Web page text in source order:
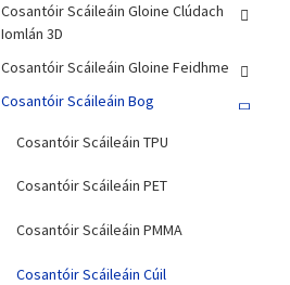
Cosantóir Scáileáin Gloine Clúdach
Iomlán 3D
Cosantóir Scáileáin Gloine Feidhme
Cosantóir Scáileáin Bog
Cosantóir Scáileáin TPU
Cosantóir Scáileáin PET
Cosantóir Scáileáin PMMA
Cosantóir Scáileáin Cúil